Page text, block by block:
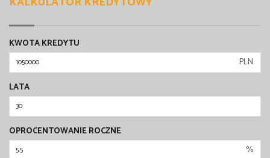
KWOTA KREDYTU
PLN
LATA
OPROCENTOWANIE ROCZNE
%